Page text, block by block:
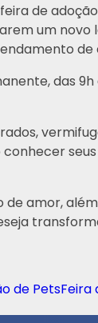
de
um
de
das
amor,
de PetsFeira